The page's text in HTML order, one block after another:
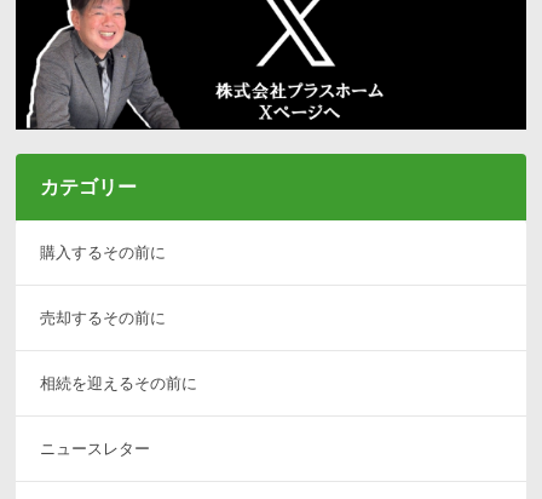
カテゴリー
購入するその前に
売却するその前に
相続を迎えるその前に
ニュースレター